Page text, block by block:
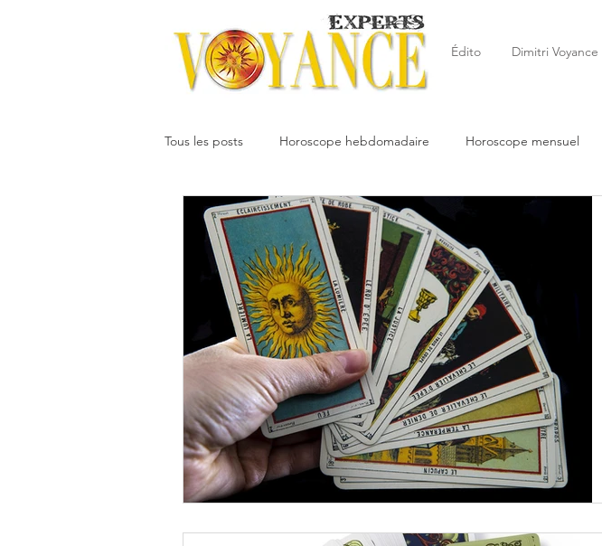
Édito Dimitri Voyance
Tous les posts Horoscope hebdomadaire Horoscope mensuel
Votre communauté Horoscope de la semaine
Dimitri Oracledesmiroirs Cartomancie Oracles
Interprétation des rêves Mai Juin Voyance
Décembre